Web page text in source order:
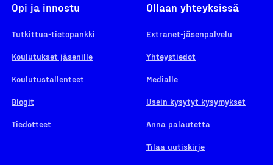
Opi ja innostu
Tutkittua-tietopankki
Koulutukset jäsenille
Koulutustallenteet
Blogit
Tiedotteet
Ollaan yhteyksissä
Extranet-jäsenpalvelu
Yhteystiedot
Medialle
Usein kysytyt kysymykset
Anna palautetta
Tilaa uutiskirje